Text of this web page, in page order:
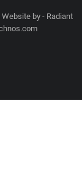
by - Radiant